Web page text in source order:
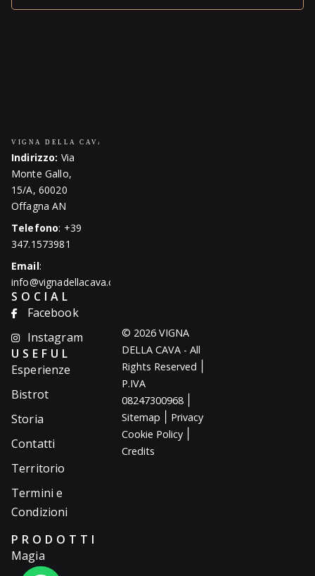
Indirizzo: Via
Monte Gallo,
15/A, 60020
Offagna AN
Telefono: +39
347.1573981
Email:
info@vignadellacava.com
SOCIAL
Facebook
Instagram
USEFUL
Esperienze
Bistrot
Storia
Contatti
Territorio
Termini e
Condizioni
PRODOTTI
Magia
© 2026 VIGNA
DELLA CAVA - All
Rights Reserved
P.IVA
08247300968|
Sitemap
Privacy
Cookie Policy|
Credits